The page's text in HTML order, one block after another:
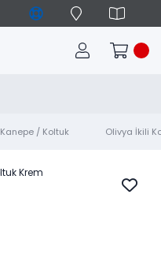
Kanepe / Koltuk Olivya İkili